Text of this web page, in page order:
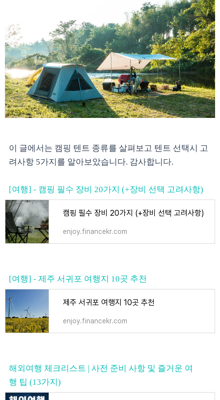
이 글에서는 캠핑 텐트 종류를 살펴보고 텐트 선택시 고
려사항 5가지를 알아보았습니다. 감사합니다.
[여행] - 캠핑 필수 장비 20가지 (+장비 선택 고려사항)
캠핑 필수 장비 20가지 (+장비 선택 고려사항)
enjoy.financekr.com
[여행] - 제주 서귀포 여행지 10곳 추천
제주 서귀포 여행지 10곳 추천
enjoy.financekr.com
해외여행 체크리스트 | 사전 준비 사항 및 즐거운 여
행 팁 (13가지)